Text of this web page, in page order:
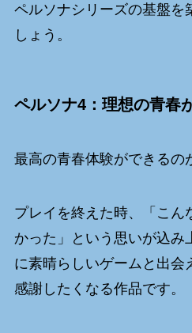
ペルソナシリーズの基盤を
しょう。
ペルソナ4：理想の青春
最高の青春体験ができるの
プレイを終えた時、「こん
かった」という思いが込み
に素晴らしいゲームと出会
感謝したくなる作品です。